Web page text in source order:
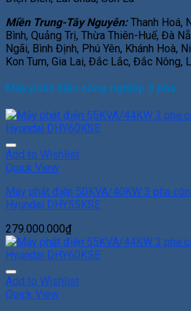
Miền Trung-Tây Nguyên:Thanh Hoá,
Bình, Quảng Trị, Thừa Thiên-Huế, Đà
Ngãi, Bình Định, Phú Yên, Khánh Hoà,
Kon Tum, Gia Lai, Đắc Lắc, Đắc Nông,
Máy phát điện công nghiệp 3 pha
Add to Wishlist
Quick View
Máy phát điện 50KVA/40KW 3 pha
Hyundai DHY55KSE
279.000.000₫
Add to Wishlist
Quick View